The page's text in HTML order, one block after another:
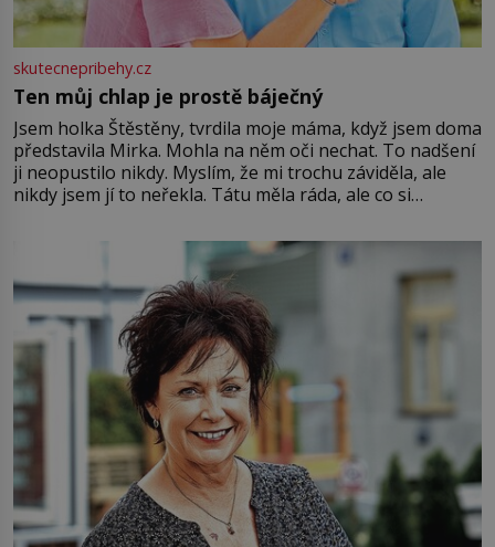
skutecnepribehy.cz
Ten můj chlap je prostě báječný
Jsem holka Štěstěny, tvrdila moje máma, když jsem doma
představila Mirka. Mohla na něm oči nechat. To nadšení
ji neopustilo nikdy. Myslím, že mi trochu záviděla, ale
nikdy jsem jí to neřekla. Tátu měla ráda, ale co si
Jsme spolu moc rádi Tehdy byla jiná doba, když